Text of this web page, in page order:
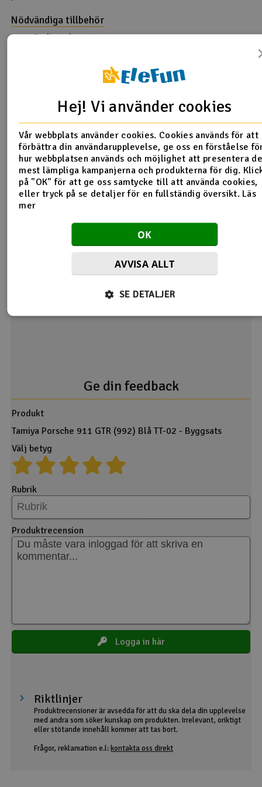
Nödvändiga tillbehör
Radio och mottagare
Specifikationer
Skala
1/10
Mått
467X188x131mm
Hjulbas
251 Mm
Typ
4WD
Produktrecensioner
Ge din feedback
Produkt
Tamiya Porsche 911 GTR (992) Blå TT-02 - Byggsats
Välj betyg
Rubrik
Produktrecension
Logga in här
Riktlinjer
Produktrecensioner är avsedda för att du ska dela din upplevelse
med andra som söker kunskap om produkten. Irrelevant, oriktigt
eller stötande innehåll kommer att tas bort.
Frågor, reklamation e.l: kontakta oss direkt
Hej! Vi använder cookies
Vår webbplats använder cookies. Cookies används för att
förbättra din användarupplevelse, ge oss en förståelse
hur webbplatsen används och möjlighet att presentera de
mest lämpliga kampanjerna och produkterna för dig.
på "OK" för att ge oss samtycke till att använda cookies,
eller tryck på se detaljer för en fullständig översikt. Läs
mer
OK
AVVISA ALLT
SE DETALJER